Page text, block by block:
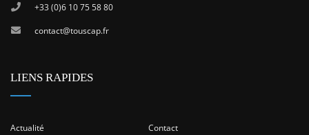
+33 (0)6 10 75 58 80
contact@touscap.fr
LIENS RAPIDES
Actualité Contact